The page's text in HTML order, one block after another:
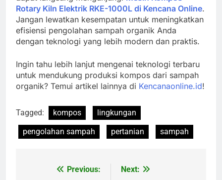
Rotary Kiln Elektrik RKE-1000L di Kencana Online.
Jangan lewatkan kesempatan untuk meningkatkan
efisiensi pengolahan sampah organik Anda
dengan teknologi yang lebih modern dan praktis.
Ingin tahu lebih lanjut mengenai teknologi terbaru
untuk mendukung produksi kompos dari sampah
organik? Temui artikel lainnya di Kencanaonline.id!
Tagged: kompos
lingkungan
pengolahan sampah
pertanian sampah
NavigasiPrevious:
Next: